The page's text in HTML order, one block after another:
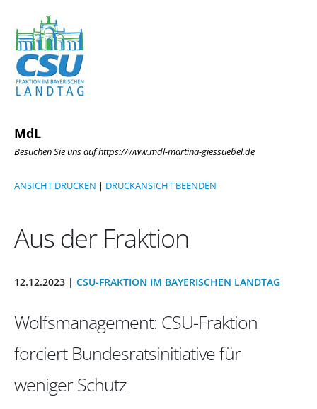
MdL
Besuchen Sie uns auf https://www.mdl-martina-giessuebel.de
ANSICHT DRUCKEN | DRUCKANSICHT BEENDEN
Aus der Fraktion
12.12.2023 | CSU-FRAKTION IM BAYERISCHEN LANDTAG
Wolfsmanagement: CSU-Fraktion
forciert Bundesratsinitiative für
weniger Schutz